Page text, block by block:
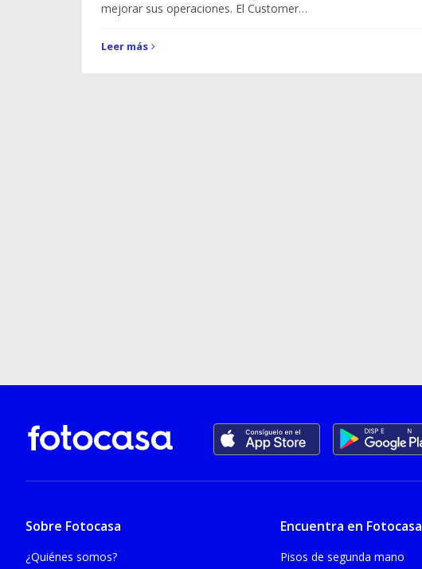
mejorar sus operaciones. El Customer…
Leer más
Sobre Fotocasa
¿Quiénes somos?
Encuentra en Fotocasa
Pisos de segunda mano